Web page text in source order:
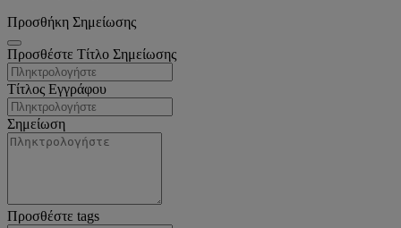
Προσθήκη Σημείωσης
Προσθέστε Τίτλο Σημείωσης
Τίτλος Εγγράφου
Σημείωση
Προσθέστε tags